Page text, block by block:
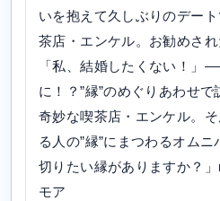
いを抱えて久しぶりのデー
茶店・エンケル。お勧めさ
「私、結婚したくない！」
に！？”縁”のめぐりあわせで
奇妙な喫茶店・エンケル。
る人の”縁”にまつわるオムニ
切りたい縁がありますか？
モア